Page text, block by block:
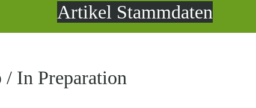
Artikel Stammdaten
/ In Preparation